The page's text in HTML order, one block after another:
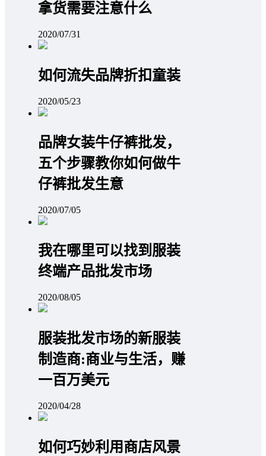
拿货需要注意什么
2020/07/31
如何流失品牌折扣童装
2020/05/23
品牌女装牛仔裤批发，
五个步骤教你如何做牛
仔裤批发生意
2020/07/05
我在哪里可以找到服装
终端产品批发市场
2020/08/05
服装批发市场的新服装
制造商:商业与生活，赚
一百万美元
2020/04/28
如何巧妙利用商店风景